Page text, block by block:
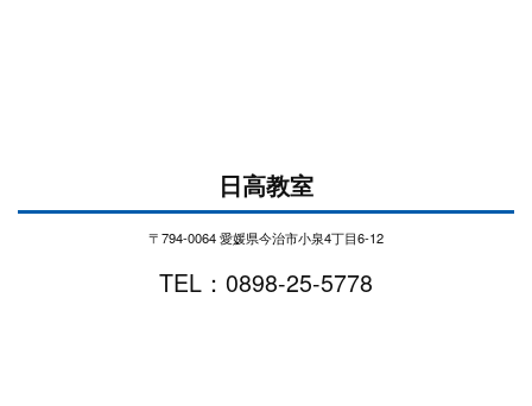
日高教室
〒794-0064 愛媛県今治市小泉4丁目6-12
TEL：0898-25-5778